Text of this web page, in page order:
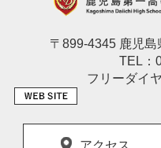
〒899-4345 鹿児
TEL：
フリーダイ
アクセス